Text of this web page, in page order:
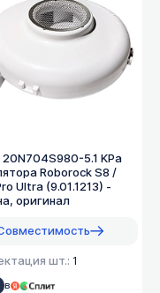
5.1 KPa
Roborock S8 /
Ultra (9.01.1213) -
оригинал
шт.: 1
в